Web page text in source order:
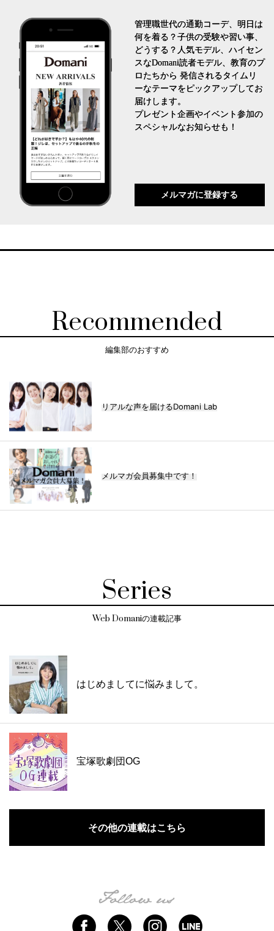
管理職世代の通勤コーデ、明日は
何を着る？子供の受験や習い事、
どうする？人気モデル、ハイセン
スなDomani読者モデル、教育のプ
ロたちから 発信されるタイムリ
ーなテーマをピックアップしてお
届けします。
プレゼント企画やイベント参加の
スペシャルなお知らせも！
メルマガに登録する
Recommended
編集部のおすすめ
リアルな声を届けるDomani Lab
メルマガ会員募集中です！
Series
Web Domaniの連載記事
はじめましてに悩みまして。
宝塚歌劇団OG
その他の連載はこちら